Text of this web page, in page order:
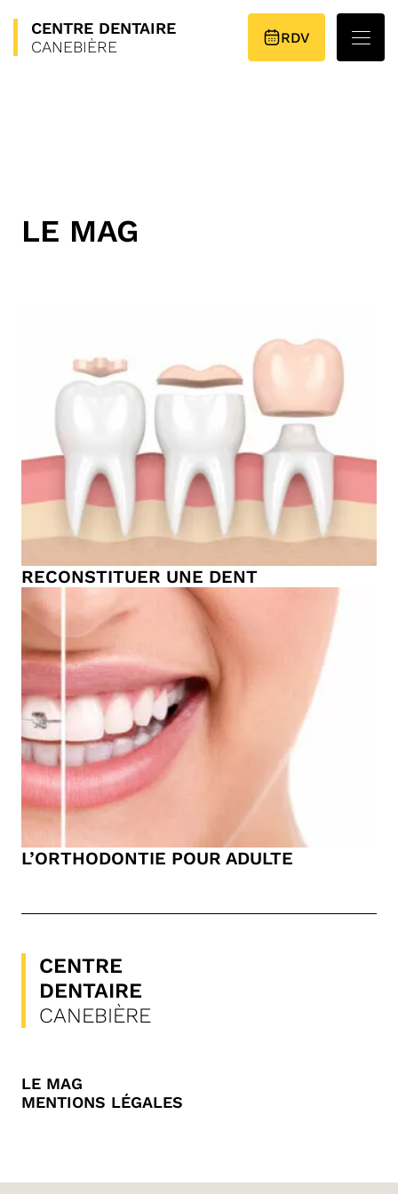
CENTRE DENTAIRE
CANEBIÈRE
RDV
PLAN D’ACCÈS
LE MAG
RECONSTITUER UNE DENT
L’ORTHODONTIE POUR ADULTE
CENTRE
DENTAIRE
CANEBIÈRE
LE MAG
MENTIONS LÉGALES